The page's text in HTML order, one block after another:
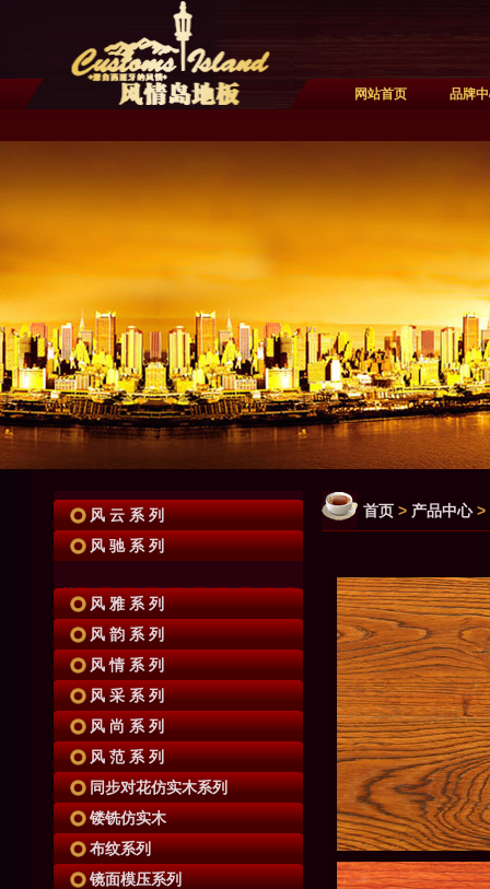
网站首页 品牌
风 云 系 列
风 驰 系 列
风 雅 系 列
风 韵 系 列
风 情 系 列
风 采 系 列
风 尚 系 列
风 范 系 列
同步对花仿实木系列
镂铣仿实木
布纹系列
镜面模压系列
首页 > 产品中心>